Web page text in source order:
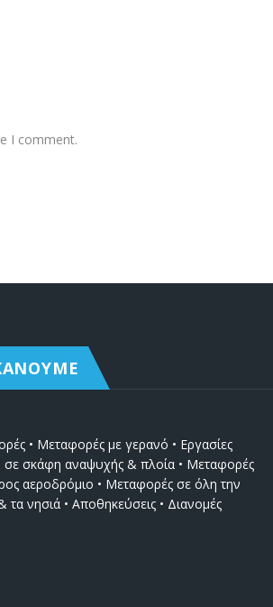
I comment.
• Μεταφορές με γερανό • Εργασίες
σε σκάφη αναψυχής & πλοία • Μεταφορές
αεροδρόμιο • Μεταφορές σε όλη την
τα νησιά • Αποθηκεύσεις • Διανομές